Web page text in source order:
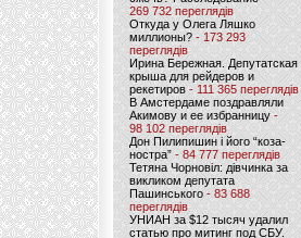
269 732 переглядів
Откуда у Олега Ляшко
миллионы? - 173 293
переглядів
Ирина Бережная. Депутатская
крыша для рейдеров и
рекетиров - 111 365 переглядів
В Амстердаме поздравляли
Акимову и ее избранницу -
98 102 переглядів
Дон Пилипишин і його “коза-
ностра” - 84 777 переглядів
Тетяна Чорновіл: дівчинка за
викликом депутата
Пашинського- 83 688
переглядів
УНИАН за $12 тысяч удалил
статью про митинг под СБУ.